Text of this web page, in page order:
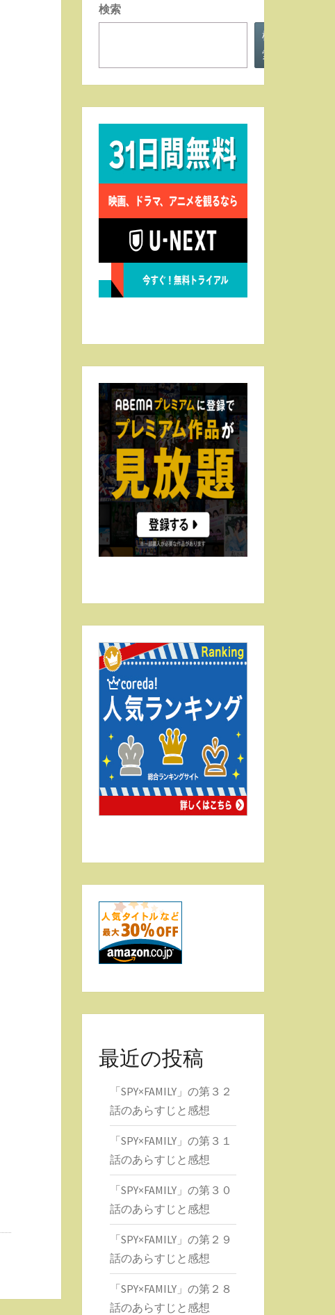
検索
検
索
最近の投稿
「SPY×FAMILY」の第３２
話のあらすじと感想
「SPY×FAMILY」の第３１
話のあらすじと感想
「SPY×FAMILY」の第３０
話のあらすじと感想
「SPY×FAMILY」の第２９
話のあらすじと感想
「SPY×FAMILY」の第２８
話のあらすじと感想